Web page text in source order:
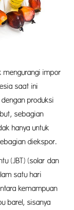
impor
saat ini
produksi
sebagian
hanya untuk
diekspor.
(JBT) (solar dan
satu hari
kemampuan
barel, sisanya